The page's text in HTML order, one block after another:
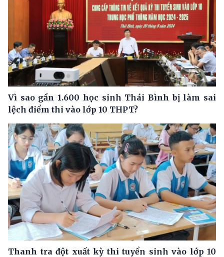
Vì sao gần 1.600 học sinh Thái Bình bị làm sai
lệch điểm thi vào lớp 10 THPT?
Thanh tra đột xuất kỳ thi tuyển sinh vào lớp 10